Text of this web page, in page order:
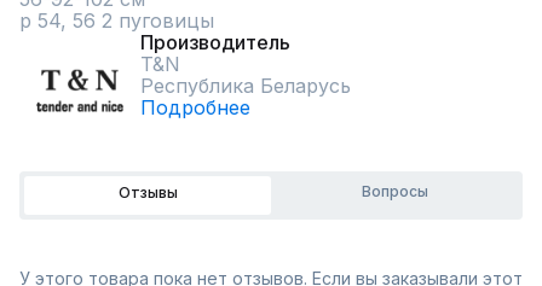
р 54, 56 2 пуговицы
Производитель
T&N
Республика Беларусь
Подробнее
Отзывы Вопросы
У этого товара пока нет отзывов. Если вы заказывали этот